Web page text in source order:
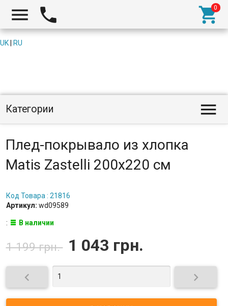
  
UK RU
Категории 
Плед-покрывало из хлопка
Matis Zastelli 200x220 см
Код Товара : 21816
Артикул: wd09589
: В наличии
1 199 грн. 1 043 грн.
 